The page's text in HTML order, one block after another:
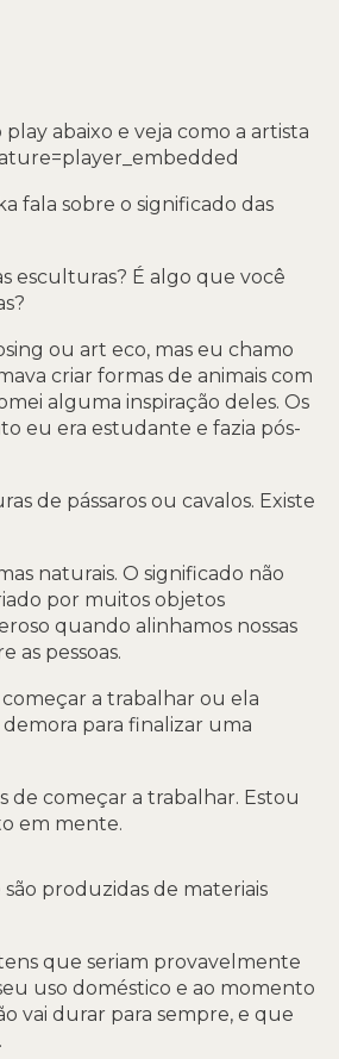
abaixo e veja como a artista
fala sobre o significado das
esculturas? É algo que você
ou art eco, mas eu chamo
criar formas de animais com
alguma inspiração deles. Os
eu era estudante e fazia pós-
de pássaros ou cavalos. Existe
naturais. O significado não
por muitos objetos
quando alinhamos nossas
as pessoas.
a trabalhar ou ela
para finalizar uma
de começar a trabalhar. Estou
em mente.
produzidas de materiais
que seriam provavelmente
uso doméstico e ao momento
vai durar para sempre, e que